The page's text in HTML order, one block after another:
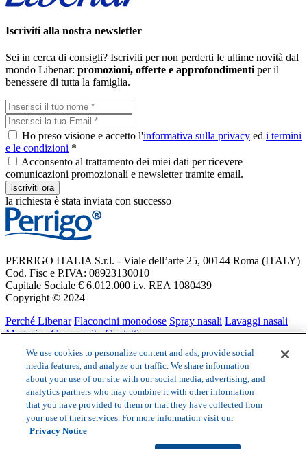
Iscriviti alla nostra newsletter
Sei in cerca di consigli? Iscriviti per non perderti le ultime novità dal
mondo Libenar: promozioni, offerte e approfondimenti per il
benessere di tutta la famiglia.
Ho preso visione e accetto l'informativa sulla privacy ed i termini
e le condizioni *
Acconsento al trattamento dei miei dati per ricevere
comunicazioni promozionali e newsletter tramite email.
iscriviti ora
la richiesta è stata inviata con successo
PERRIGO ITALIA S.r.l. - Viale dell’arte 25, 00144 Roma (ITALY)
Cod. Fisc e P.IVA: 08923130010
Capitale Sociale € 6.012.000 i.v. REA 1080439
Copyright © 2024
Perché Libenar Flaconcini monodose Spray nasali Lavaggi nasali
Magazine Community Contatti
Libenar flaconcini, Libenar spray, Libenar Aerosol 3% sono
dispositivi medici CE 0459. Leggere attentamente le avvertenze o le
istruzioni per l’uso.
This site is protected by reCAPTCHA and the Google
PolicyandTerms of Service
We use cookies to personalize content and ads, provide social
media features, and analyze our traffic. We share information
about your use of our site with our social media, advertising, and
analytics partners who may combine it with other information
that you have provided to them or that they have collected from
your use of their services. For more information visit our
Privacy Notice